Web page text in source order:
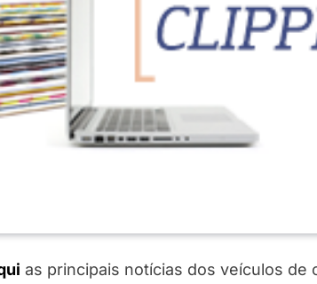
ui as principais notícias dos veículos de